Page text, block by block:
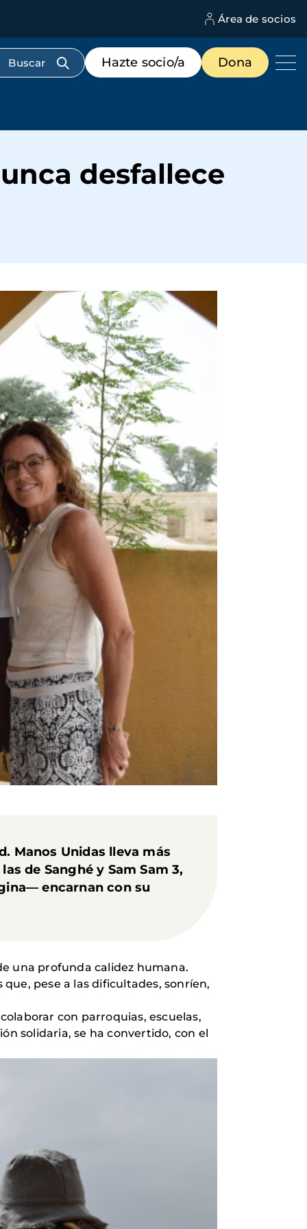
Área de socios
Menú
de
destacados
Hazte socio/a Dona
desfallece
Manos Unidas lleva más
de Sanghé y Sam Sam 3,
encarnan con su
una profunda calidez humana.
pese a las dificultades, sonríen,
con parroquias, escuelas,
solidaria, se ha convertido, con el